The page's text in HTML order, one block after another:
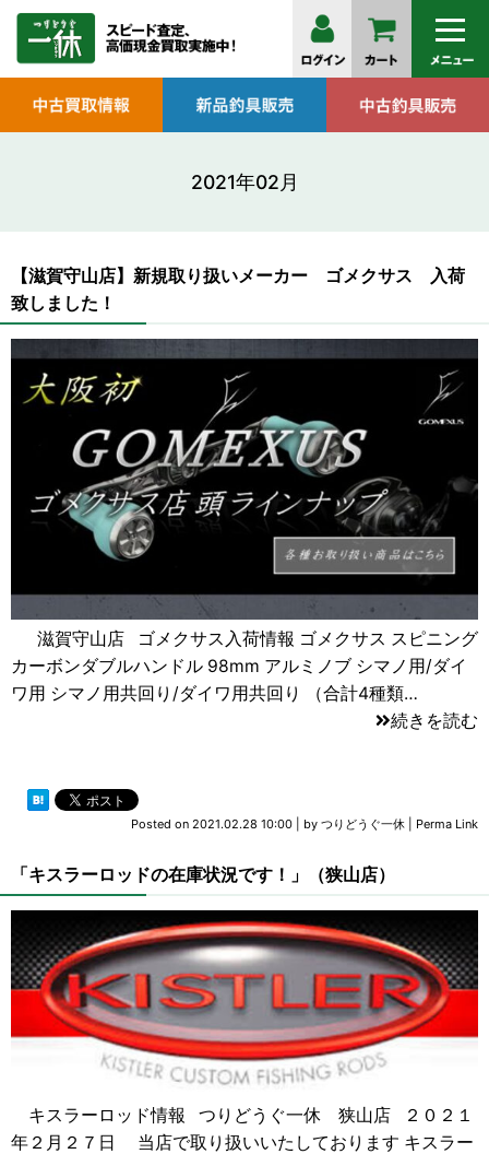
2021年02月
【滋賀守山店】新規取り扱いメーカー ゴメクサス 入荷
致しました！
滋賀守山店 ゴメクサス入荷情報 ゴメクサス スピニング
カーボンダブルハンドル 98mm アルミノブ シマノ用/ダイ
ワ用 シマノ用共回り/ダイワ用共回り （合計4種類…
続きを読む
Posted on 2021.02.28 10:00 by つりどうぐ一休 Perma Link
「キスラーロッドの在庫状況です！」（狭山店）
キスラーロッド情報 つりどうぐ一休 狭山店 ２０２１
年２月２７日 当店で取り扱いいたしております キスラー